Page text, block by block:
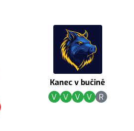
Kanec v bučině
V
V V V R